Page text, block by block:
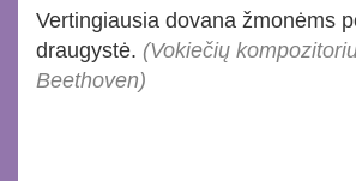
Vertingiausia dovana žmonėms
draugystė. (Vokiečių
Beethoven)